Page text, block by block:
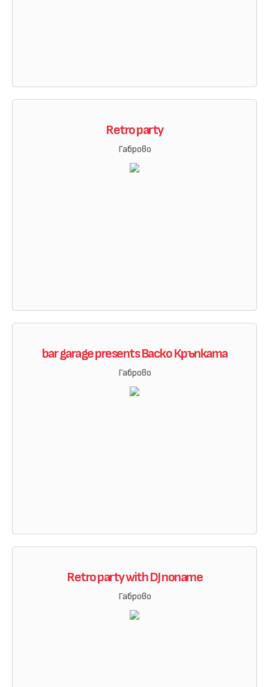
Retro party
Габрово
bar garage presents Васко Кръпката
Габрово
Retro party with DJ noname
Габрово